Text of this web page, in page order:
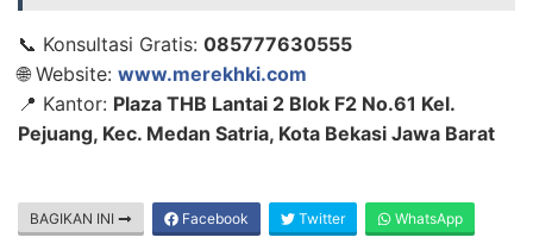
📞 Konsultasi Gratis: 085777630555
🌐 Website: www.merekhki.com
📍 Kantor: Plaza THB Lantai 2 Blok F2 No.61 Kel.
Pejuang, Kec. Medan Satria, Kota Bekasi Jawa Barat
BAGIKAN INI Facebook Twitter WhatsApp